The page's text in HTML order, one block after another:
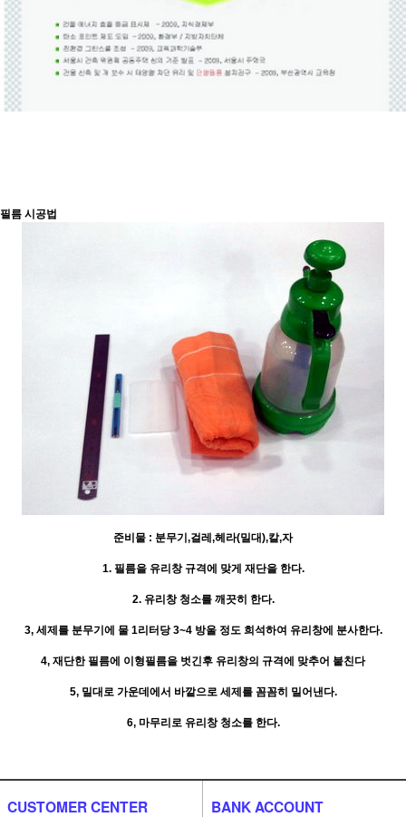
필름 시공법
준비물 : 분무기,걸레,헤라(밀대),칼,자
1. 필름을 유리창 규격에 맞게 재단을 한다.
2. 유리창 청소를 깨끗히 한다.
3, 세제를 분무기에 물 1리터당 3~4 방울 정도 희석하여 유리창에 분사한다.
4, 재단한 필름에 이형필름을 벗긴후 유리창의 규격에 맞추어 붙친다
5, 밀대로 가운데에서 바깥으로 세제를 꼼꼼히 밀어낸다.
6, 마무리로 유리창 청소를 한다.
CUSTOMER CENTER BANK ACCOUNT